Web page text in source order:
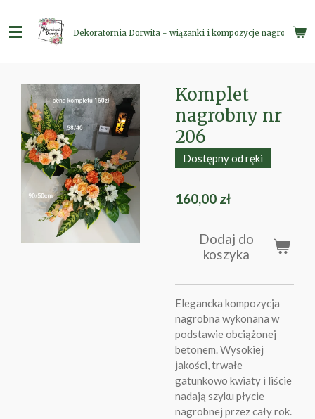
do
głównej
Dekoratornia Dorwita - wiązanki i kompozycje nagrobne
Komplet
nagrobny nr
206
Dostępny od ręki
160,00 zł
Dodaj do
koszyka
Elegancka kompozycja
nagrobna wykonana w
podstawie obciążonej
betonem. Wysokiej
jakości, trwałe
gatunkowo kwiaty i liście
nadają szyku płycie
nagrobnej przez cały rok.